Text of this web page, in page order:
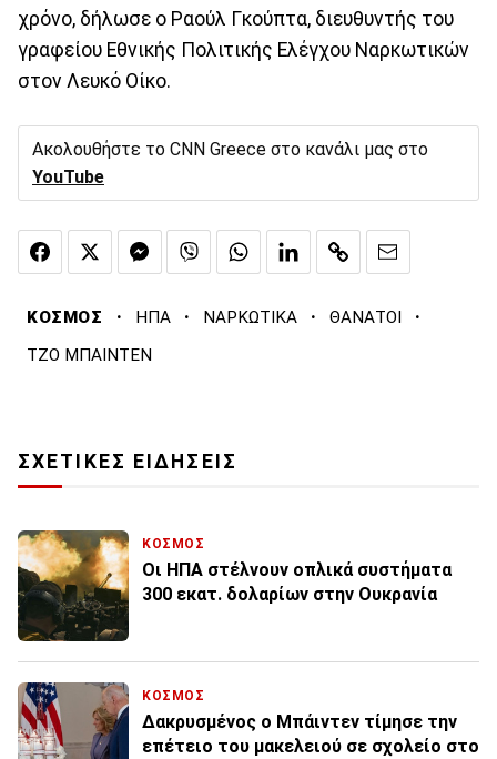
χρόνο, δήλωσε ο Ραούλ Γκούπτα, διευθυντής του
γραφείου Εθνικής Πολιτικής Ελέγχου Ναρκωτικών
στον Λευκό Οίκο.
Ακολουθήστε το CNN Greece στο κανάλι μας στο
YouTube
ΚΟΣΜΟΣ · ΗΠΑ · ΝΑΡΚΩΤΙΚΑ · ΘΑΝΑΤΟΙ ·
ΤΖΟ ΜΠΑΙΝΤΕΝ
ΣΧΕΤΙΚΕΣ ΕΙΔΗΣΕΙΣ
ΚΟΣΜΟΣ
Οι ΗΠΑ στέλνουν οπλικά συστήματα
300 εκατ. δολαρίων στην Ουκρανία
ΚΟΣΜΟΣ
Δακρυσμένος ο Μπάιντεν τίμησε την
επέτειο του μακελειού σε σχολείο στο